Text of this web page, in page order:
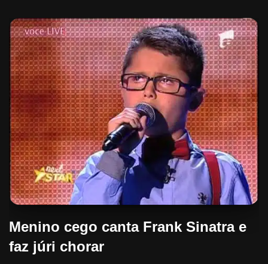
Menino cego canta Frank Sinatra e
faz júri chorar